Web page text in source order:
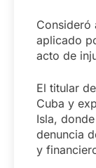
Consideró
aplicado
acto de
El titular
Cuba y
Isla,
denuncia
y